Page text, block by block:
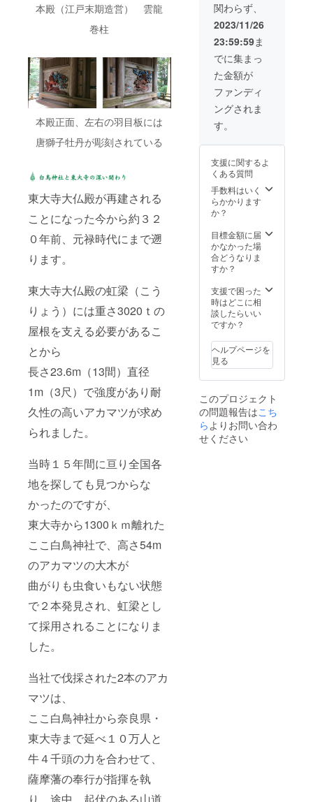
本殿（江戸末期造営） 雲龍
巻柱
本殿正面、左右の羽目板には
唐獅子牡丹が彫刻されている
東大寺大仏殿が再建される
ことになった今から約３２
０年前、元禄時代にまで遡
ります。
東大寺大仏殿の虹梁（こう
りょう）には重さ3020ｔの
屋根を支える必要があるこ
とから
長さ23.6m（13間）直径
1m（3尺）で強度があり耐
久性の高いアカマツが求め
られました。
当時１５年間に亘り全国各
地を探しても見つからな
かったのですが、
東大寺から1300ｋｍ離れた
ここ白鳥神社で、高さ54m
のアカマツの大木が
曲がりも虫食いもない状態
で２本発見され、虹梁とし
て採用されることになりま
した。
当社で伐採された2本のアカ
マツは、
ここ白鳥神社から奈良県・
東大寺まで延べ１０万人と
牛４千頭の力を合わせて、
薩摩藩の奉行が指揮を執
己負担
になり
②の詳
細 ・
掲載期
間：10
年間 記
名板サ
イズ：
ヨコ
5cm ご
支援の
際に掲
載を希
望され
体or企
業名も
可）を
知らせ
くださ
い。掲
載を希
い場合
「掲載
不要」
入くだ
さい。
芳名板
の御記
支援者
様のご
希望の
日程と
します
が、事
前の予
約、日
時の調
整が必
す。１
年間有
効 ・
人数不
問 ・
支援者
滞在費
等は自
己負担
③の詳
細 ・
掲載期
間：10
名板サ
イズ：
タテ
28cm×
5cm ご
支援の
際に掲
載を希
望され
横、芳
名板へ
の記名
⑤御神
木の御
守及び
東大寺
長老の
手書き
絵馬 ⑥
礼状及
ロジェ
クト報
告 ①の
詳
細 ・
神木を
輪切り
にした
もの、
は不
明、個
数１
個） ②
細 ・
支援者
様のご
希望の
します
が、事
前の予
約、日
時の調
関わらず、
2023/11/26
23:59:59ま
でに集まっ
た金額が
ファンディ
ングされま
す。
支援に関するよ
くある質問
手数料はいく
らかかります
か？
目標金額に届
かなかった場
合どうなりま
すか？
支援で困った
時はどこに相
談したらいい
ですか？
ヘルプページを
見る
このプロジェクト
の問題報告はこち
ら よりお問い合わ
せください